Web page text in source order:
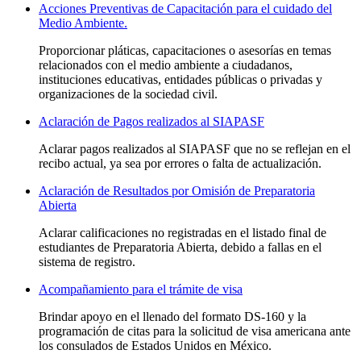
Acciones Preventivas de Capacitación para el cuidado del
Medio Ambiente.
Proporcionar pláticas, capacitaciones o asesorías en temas
relacionados con el medio ambiente a ciudadanos,
instituciones educativas, entidades públicas o privadas y
organizaciones de la sociedad civil.
Aclaración de Pagos realizados al SIAPASF
Aclarar pagos realizados al SIAPASF que no se reflejan en el
recibo actual, ya sea por errores o falta de actualización.
Aclaración de Resultados por Omisión de Preparatoria
Abierta
Aclarar calificaciones no registradas en el listado final de
estudiantes de Preparatoria Abierta, debido a fallas en el
sistema de registro.
Acompañamiento para el trámite de visa
Brindar apoyo en el llenado del formato DS-160 y la
programación de citas para la solicitud de visa americana ante
los consulados de Estados Unidos en México.